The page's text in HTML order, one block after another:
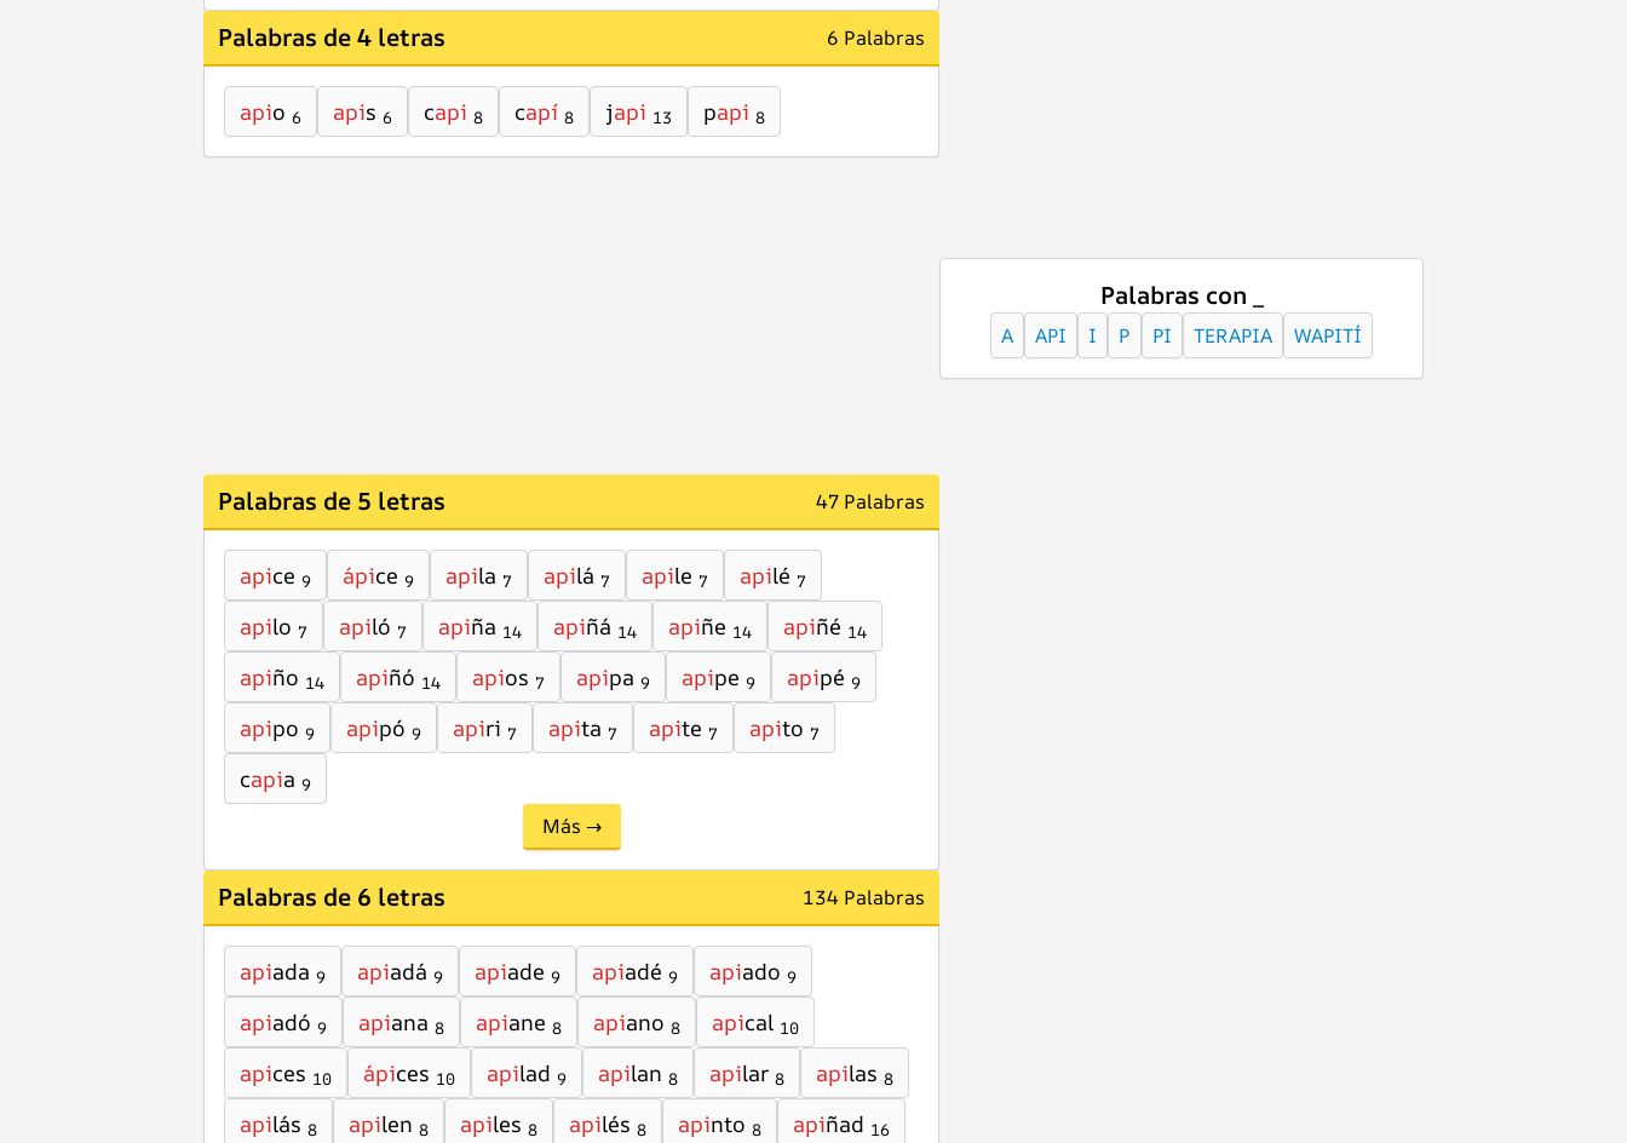
Palabras de 4 letras 6 Palabras
apio 6 apis 6 capi 8 capí 8 japi 13 papi 8
Palabras de 5 letras 47 Palabras
apice 9 ápice 9 apila 7 apilá 7 apile 7 apilé 7
apilo 7 apiló 7 apiña 14 apiñá 14 apiñe 14 apiñé 14
apiño 14 apiñó 14 apios 7 apipa 9 apipe 9 apipé 9
apipo 9 apipó 9 apiri 7 apita 7 apite 7 apito 7
capia 9
Más →
Palabras de 6 letras 134 Palabras
apiada 9 apiadá 9 apiade 9 apiadé 9 apiado 9
apiadó 9 apiana 8 apiane 8 apiano 8 apical 10
apices 10 ápices 10 apilad 9 apilan 8 apilar 8 apilas 8
apilás 8 apilen 8 apiles 8 apilés 8 apinto 8 apiñad 16
Palabras con _
A API I P PI TERAPIA WAPITÍ